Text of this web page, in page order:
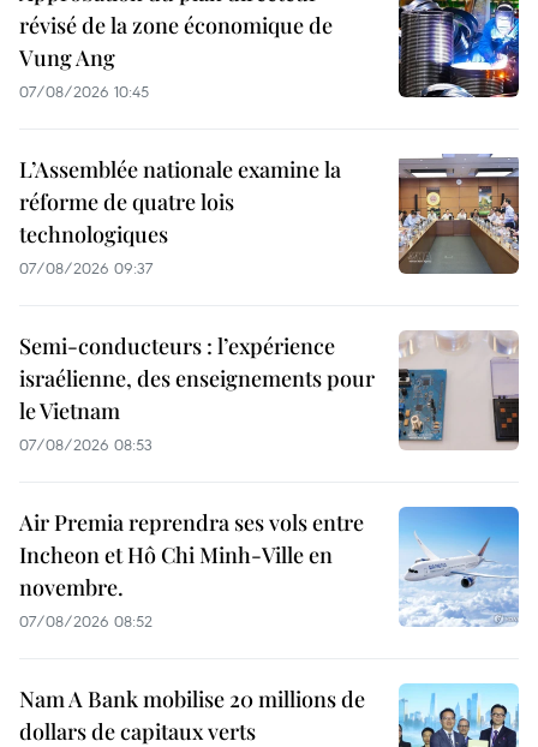
révisé de la zone économique de
Vung Ang
07/08/2026 10:45
L’Assemblée nationale examine la
réforme de quatre lois
technologiques
07/08/2026 09:37
Semi-conducteurs : l’expérience
israélienne, des enseignements pour
le Vietnam
07/08/2026 08:53
Air Premia reprendra ses vols entre
Incheon et Hô Chi Minh-Ville en
novembre.
07/08/2026 08:52
Nam A Bank mobilise 20 millions de
dollars de capitaux verts